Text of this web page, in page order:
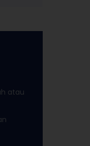
atau